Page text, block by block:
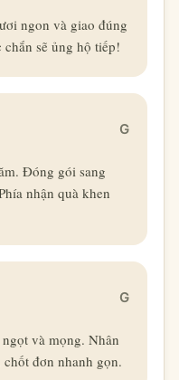
ngon và giao đúng
sẽ ủng hộ tiếp!
G
Đóng gói sang
nhận quà khen
G
và mọng. Nhân
đơn nhanh gọn.